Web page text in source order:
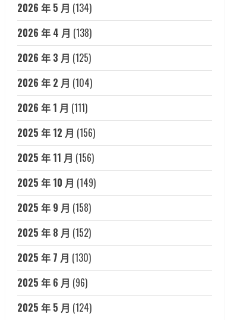
2026 年 5 月 (134)
2026 年 4 月 (138)
2026 年 3 月 (125)
2026 年 2 月 (104)
2026 年 1 月 (111)
2025 年 12 月 (156)
2025 年 11 月 (156)
2025 年 10 月 (149)
2025 年 9 月 (158)
2025 年 8 月 (152)
2025 年 7 月 (130)
2025 年 6 月 (96)
2025 年 5 月 (124)